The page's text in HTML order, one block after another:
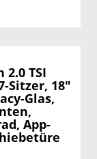
2.0 TSI
Sitzer, 18"
Glas,
App-